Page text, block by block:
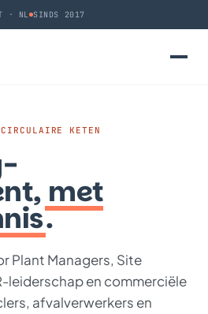
· NL SINDS 2017
KETEN
met
.
Plant Managers, Site
leiderschap en commerciële
afvalverwerkers en